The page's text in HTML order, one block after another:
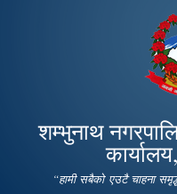
Skip to
main
शम्भुनाथ
“हामी सबैको एउटै चाहना